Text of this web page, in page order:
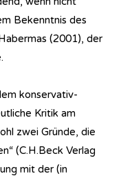
Bekenntnis des
(2001), der
konservativ-
Kritik am
zwei Gründe, die
(C.H.Beck Verlag
mit der (in